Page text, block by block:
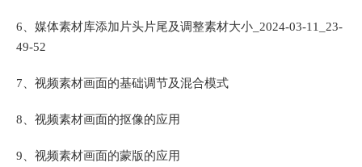
6、媒体素材库添加片头片尾及调整素材大小_2024-03-11_23-
49-52
7、视频素材画面的基础调节及混合模式
8、视频素材画面的抠像的应用
9、视频素材画面的蒙版的应用